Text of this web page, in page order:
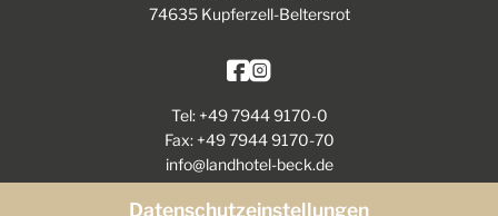
Datenschutzeinstellungen
74635 Kupferzell-Beltersrot
Tel: +49 7944 9170-0
Fax: +49 7944 9170-70
info@landhotel-beck.de